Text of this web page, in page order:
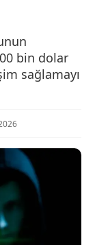
bin dolar
sağlamayı